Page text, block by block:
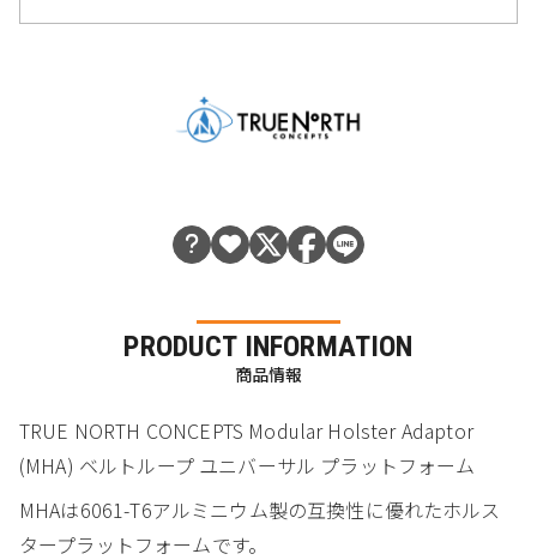
PRODUCT INFORMATION
商品情報
TRUE NORTH CONCEPTS Modular Holster Adaptor
(MHA) ベルトループ ユニバーサル プラットフォーム
MHAは6061-T6アルミニウム製の互換性に優れたホルス
タープラットフォームです。